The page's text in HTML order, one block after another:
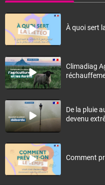
À quoi sert
Climadiag
De la pluie
devenu
Comment